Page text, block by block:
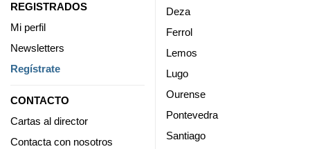
REGISTRADOS
Mi perfil
Newsletters
Regístrate
CONTACTO
Cartas al director
Contacta con nosotros
Deza
Ferrol
Lemos
Lugo
Ourense
Pontevedra
Santiago